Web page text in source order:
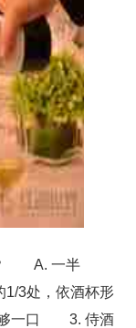
酒？ A. 一半
1/3处，依酒杯形
一口 3. 侍酒